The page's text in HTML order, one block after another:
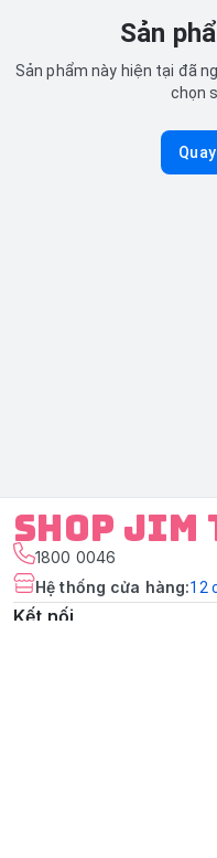
Sản
Sản phẩm này hiện tại đã
chọn
Shop Jim
1800 0046
Hệ thống cửa hàng:12
Kết nối